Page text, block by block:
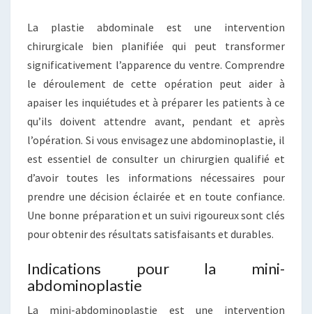
La plastie abdominale est une intervention
chirurgicale bien planifiée qui peut transformer
significativement l’apparence du ventre. Comprendre
le déroulement de cette opération peut aider à
apaiser les inquiétudes et à préparer les patients à ce
qu’ils doivent attendre avant, pendant et après
l’opération. Si vous envisagez une abdominoplastie, il
est essentiel de consulter un chirurgien qualifié et
d’avoir toutes les informations nécessaires pour
prendre une décision éclairée et en toute confiance.
Une bonne préparation et un suivi rigoureux sont clés
pour obtenir des résultats satisfaisants et durables.
Indications pour la mini-
abdominoplastie
La mini-abdominoplastie est une intervention